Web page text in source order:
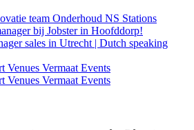
team Onderhoud NS Stations
bij Jobster in Hoofddorp!
sales in Utrecht | Dutch speaking
Venues Vermaat Events
Venues Vermaat Events